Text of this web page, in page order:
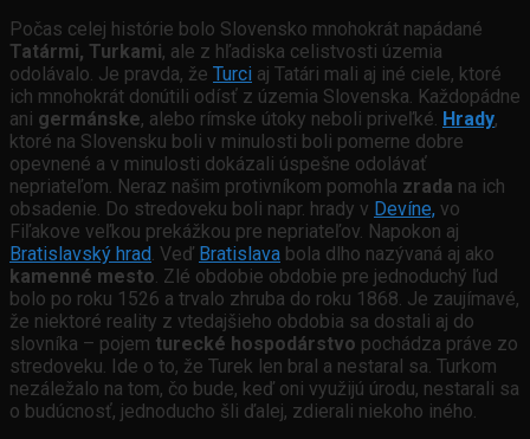
Počas celej histórie bolo Slovensko mnohokrát napádané
Tatármi, Turkami, ale z hľadiska celistvosti územia
odolávalo. Je pravda, že Turci aj Tatári mali aj iné ciele, ktoré
ich mnohokrát donútili odísť z územia Slovenska. Každopádne
ani germánske, alebo rímske útoky neboli priveľké. Hrady,
ktoré na Slovensku boli v minulosti boli pomerne dobre
opevnené a v minulosti dokázali úspešne odolávať
nepriateľom. Neraz našim protivníkom pomohla zrada na ich
obsadenie. Do stredoveku boli napr. hrady v Devíne, vo
Fiľakove veľkou prekážkou pre nepriateľov. Napokon aj
Bratislavský hrad . Veď Bratislava bola dlho nazývaná aj ako
kamenné mesto . Zlé obdobie obdobie pre jednoduchý ľud
bolo po roku 1526 a trvalo zhruba do roku 1868. Je zaujímavé,
že niektoré reality z vtedajšieho obdobia sa dostali aj do
slovníka – pojem turecké hospodárstvo pochádza práve zo
stredoveku. Ide o to, že Turek len bral a nestaral sa. Turkom
nezáležalo na tom, čo bude, keď oni využijú úrodu, nestarali sa
o budúcnosť, jednoducho šli ďalej, zdierali niekoho iného.